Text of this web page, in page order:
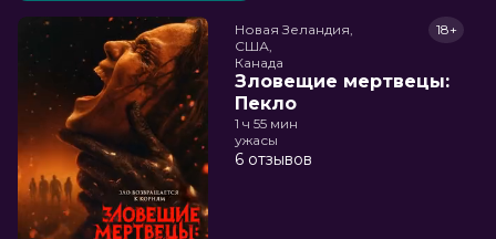
Новая Зеландия,
США,
Канада
Зловещие мертвецы:
Пекло
18+
1 ч 55 мин
ужасы
6 отзывов